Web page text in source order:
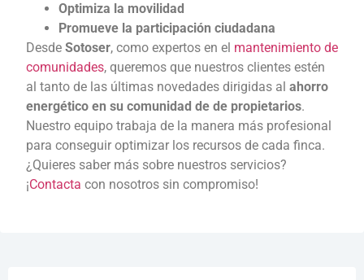
Optimiza la movilidad
Promueve la participación ciudadana
Desde Sotoser, como expertos en el mantenimiento de
comunidades, queremos que nuestros clientes estén
al tanto de las últimas novedades dirigidas al ahorro
energético en su comunidad de de propietarios.
Nuestro equipo trabaja de la manera más profesional
para conseguir optimizar los recursos de cada finca.
¿Quieres saber más sobre nuestros servicios?
¡Contacta con nosotros sin compromiso!